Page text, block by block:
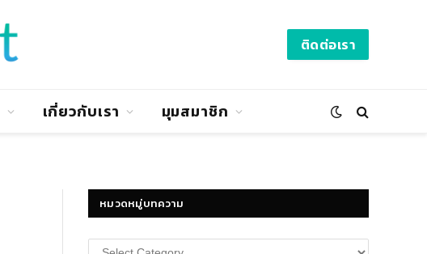
ติดต่อเรา
เกี่ยวกับเรา มุมสมาชิก
หมวดหมู่บทความ
หมวด